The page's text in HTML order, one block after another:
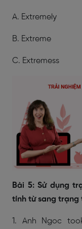
A. Extremely
B. Extreme
C. Extremess
Bài 5: Sử dụng
tính từ sang trạng
1. Anh Ngoc